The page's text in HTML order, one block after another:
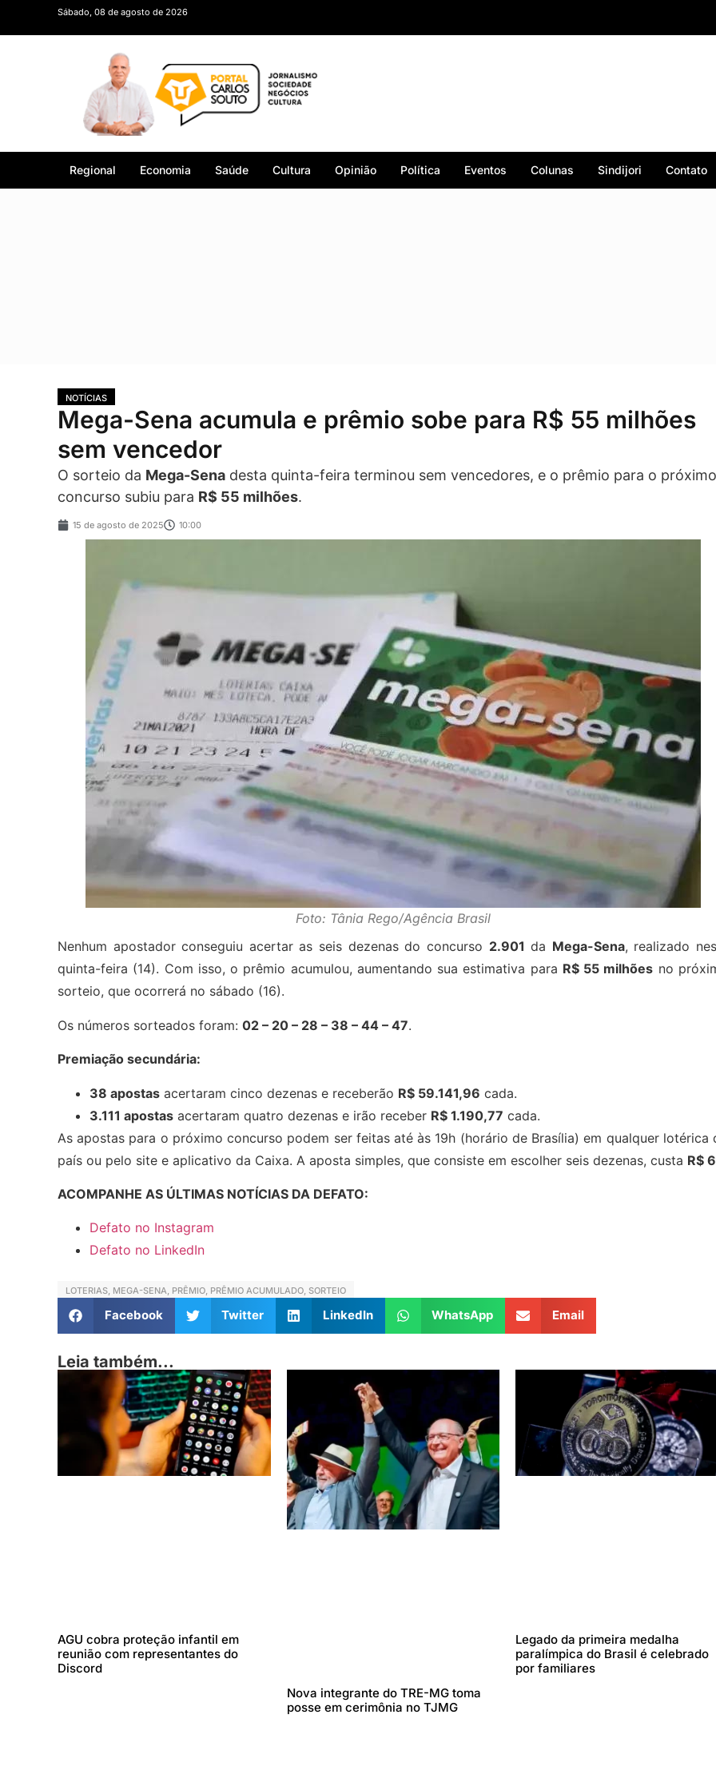
Sábado, 08 de agosto de 2026
Regional Economia Saúde Cultura Opinião Política Eventos Colunas Sindijori Contato
NOTÍCIAS
Mega-Sena acumula e prêmio sobe para R$ 55 milhões
sem vencedor
O sorteio da Mega-Sena desta quinta-feira terminou sem vencedores, e o prêmio para o próximo
concurso subiu para R$ 55 milhões.
15 de agosto de 2025 10:00
Foto: Tânia Rego/Agência Brasil
Nenhum apostador conseguiu acertar as seis dezenas do concurso 2.901 da Mega-Sena, realizado
quinta-feira (14). Com isso, o prêmio acumulou, aumentando sua estimativa para R$ 55 milhões no
sorteio, que ocorrerá no sábado (16).
Os números sorteados foram: 02 – 20 – 28 – 38 – 44 – 47.
Premiação secundária:
38 apostas acertaram cinco dezenas e receberão R$ 59.141,96 cada.
3.111 apostas acertaram quatro dezenas e irão receber R$ 1.190,77 cada.
As apostas para o próximo concurso podem ser feitas até às 19h (horário de Brasília) em qualquer lotérica
país ou pelo site e aplicativo da Caixa. A aposta simples, que consiste em escolher seis dezenas, custa R$ 6
ACOMPANHE AS ÚLTIMAS NOTÍCIAS DA DEFATO:
Defato no Instagram
Defato no LinkedIn
LOTERIAS, MEGA-SENA, PRÊMIO, PRÊMIO ACUMULADO, SORTEIO
Facebook Twitter LinkedIn WhatsApp Email
Leia também...
AGU cobra proteção infantil em
reunião com representantes do
Discord
Nova integrante do TRE-MG toma
posse em cerimônia no TJMG
Legado da primeira medalha
paralímpica do Brasil é celebrado
por familiares